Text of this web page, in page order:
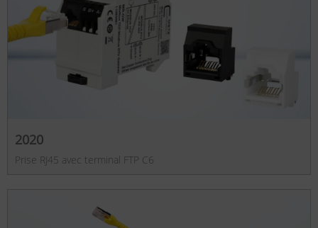
2020
Prise RJ45 avec terminal FTP C6